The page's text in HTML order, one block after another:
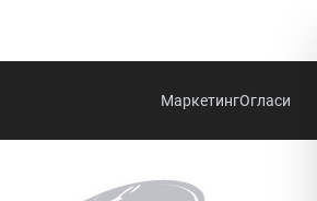
МаркетингОгласи